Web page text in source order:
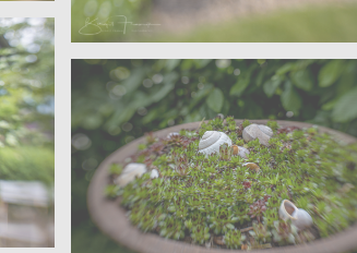
Offene Gärten – Wohngarten
Sanders – Velen